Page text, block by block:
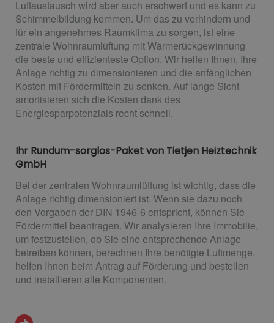
Luftaustausch wird aber auch erschwert und es kann zu
Schimmelbildung kommen. Um das zu verhindern und
für ein angenehmes Raumklima zu sorgen, ist eine
zentrale Wohnraumlüftung mit Wärmerückgewinnung
die beste und effizienteste Option. Wir helfen Ihnen, Ihre
Anlage richtig zu dimensionieren und die anfänglichen
Kosten mit Fördermitteln zu senken. Auf lange Sicht
amortisieren sich die Kosten dank des
Energiesparpotenzials recht schnell.
Ihr Rundum-sorglos-Paket von Tietjen Heiztechnik
GmbH
Bei der zentralen Wohnraumlüftung ist wichtig, dass die
Anlage richtig dimensioniert ist. Wenn sie dazu noch
den Vorgaben der DIN 1946-6 entspricht, können Sie
Fördermittel beantragen. Wir analysieren Ihre Immobilie,
um festzustellen, ob Sie eine entsprechende Anlage
betreiben können, berechnen Ihre benötigte Luftmenge,
helfen Ihnen beim Antrag auf Förderung und bestellen
und installieren alle Komponenten.